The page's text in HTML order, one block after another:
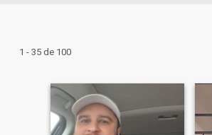
1 - 35 de 100